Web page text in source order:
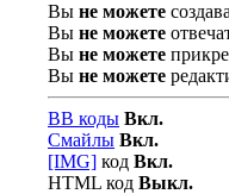
Вы не можете
Вы не можете
Вы не можете
Вы не можете
BB коды Вкл.
Смайлы Вкл.
[IMG] код Вкл.
HTML код Выкл.